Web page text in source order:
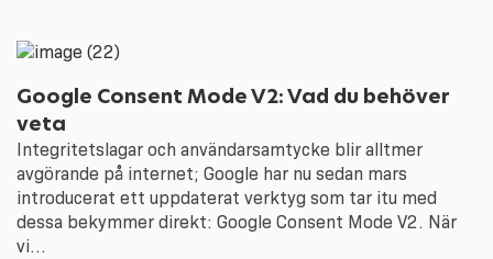
Google Consent Mode V2: Vad du behöver
veta
Integritetslagar och användarsamtycke blir alltmer
avgörande på internet; Google har nu sedan mars
introducerat ett uppdaterat verktyg som tar itu med
dessa bekymmer direkt: Google Consent Mode V2. När
vi…